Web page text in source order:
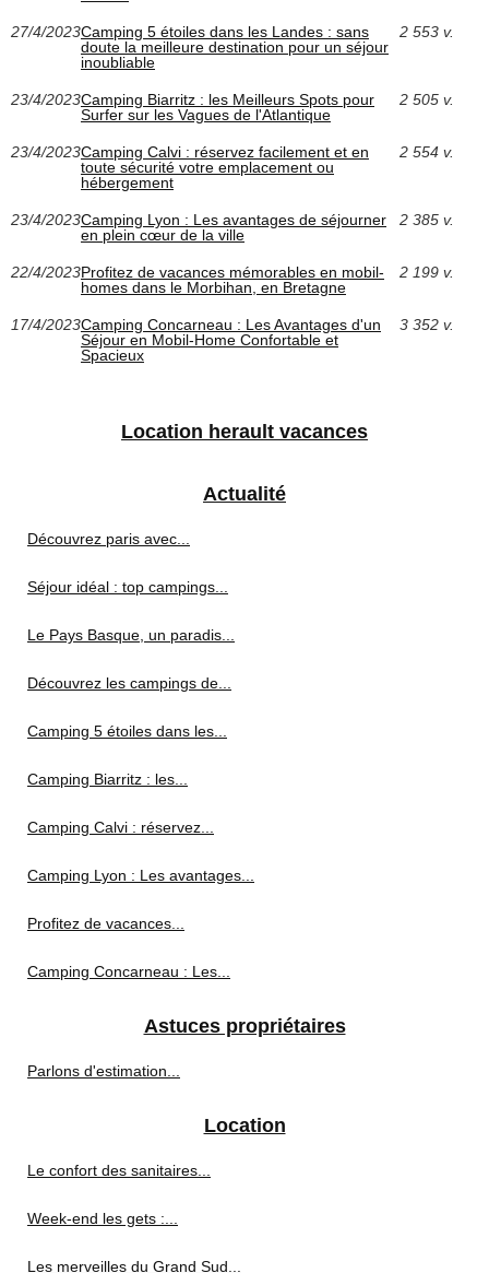
27/4/2023Camping 5 étoiles dans les Landes : sans
doute la meilleure destination pour un séjour
inoubliable
2 553 v.
23/4/2023Camping Biarritz : les Meilleurs Spots pour
Surfer sur les Vagues de l'Atlantique
2 505 v.
23/4/2023Camping Calvi : réservez facilement et en
toute sécurité votre emplacement ou
hébergement
2 554 v.
23/4/2023Camping Lyon : Les avantages de séjourner
en plein cœur de la ville
2 385 v.
22/4/2023Profitez de vacances mémorables en mobil-
homes dans le Morbihan, en Bretagne
2 199 v.
17/4/2023Camping Concarneau : Les Avantages d'un
Séjour en Mobil-Home Confortable et
Spacieux
3 352 v.
Location herault vacances
Actualité
Découvrez paris avec...
Séjour idéal : top campings...
Le Pays Basque, un paradis...
Découvrez les campings de...
Camping 5 étoiles dans les...
Camping Biarritz : les...
Camping Calvi : réservez...
Camping Lyon : Les avantages...
Profitez de vacances...
Camping Concarneau : Les...
Astuces propriétaires
Parlons d'estimation...
Location
Le confort des sanitaires...
Week-end les gets :...
Les merveilles du Grand Sud...